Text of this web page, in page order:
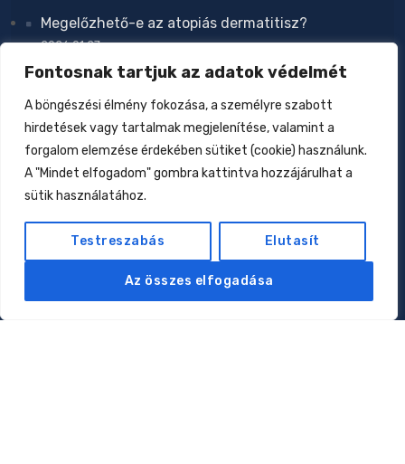
Fontosnak tartjuk az adatok védelmét
A böngészési élmény fokozása, a személyre szabott
hirdetések vagy tartalmak megjelenítése, valamint a
forgalom elemzése érdekében sütiket (cookie) használunk.
A "Mindet elfogadom" gombra kattintva hozzájárulhat a
sütik használatához.
Testreszabás Elutasít
Az összes elfogadása
Megelőzhető-e az atopiás dermatitisz?
2026.01.27.
Zavar a növekedésben
2026.01.27.
Csecsemőtáplálás az elmúlt 160 évben
2026.01.17.
Allergiák: kell-e nekünk az eliminációs diéta?